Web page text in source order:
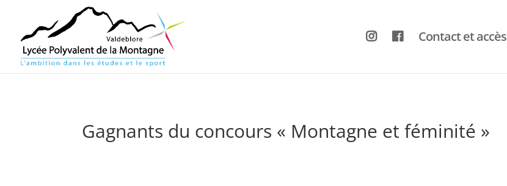
Contact et accès
Gagnants du concours « Montagne et féminité »